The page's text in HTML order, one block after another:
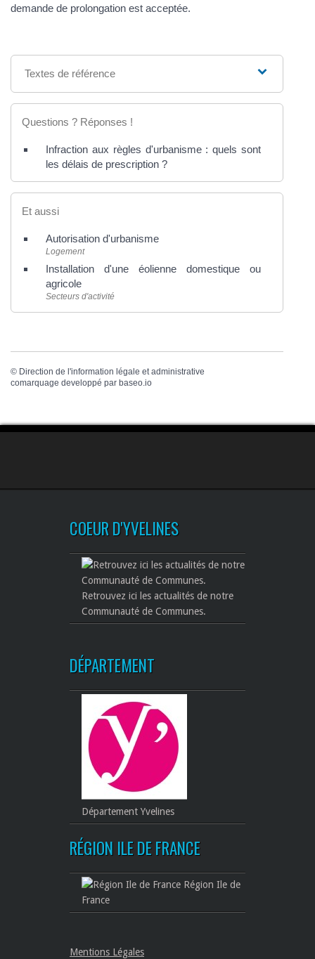
demande de prolongation est acceptée.
Textes de référence
Questions ? Réponses !
Infraction aux règles d'urbanisme : quels sont
les délais de prescription ?
Et aussi
Autorisation d'urbanisme
Logement
Installation d'une éolienne domestique ou
agricole
Secteurs d'activité
© Direction de l'information légale et administrative
comarquage developpé par baseo.io
COEUR D'YVELINES
Retrouvez ici les actualités de notre
Communauté de Communes.
DÉPARTEMENT
Département Yvelines
RÉGION ILE DE FRANCE
Région Ile de
France
Mentions Légales